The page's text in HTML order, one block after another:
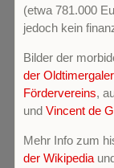
(etwa 781.000
jedoch kein
Bilder der
der
Fördervereins,
und Vincent de
Mehr Info zum
der Wikipedia